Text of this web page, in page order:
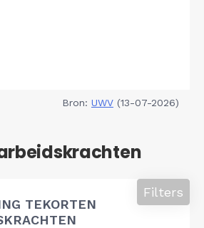
Bron: UWV (13-07-2026)
TEKORTEN
Filters